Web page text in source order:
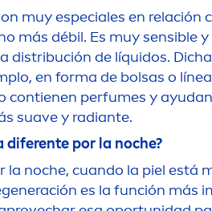
muy especiales en
más débil. Es muy sensible
distribución de líquidos.
en forma de bolsas o
contienen perfumes y
suave y radiante.
diferente por la noche?
noche, cuando la piel está
es la función